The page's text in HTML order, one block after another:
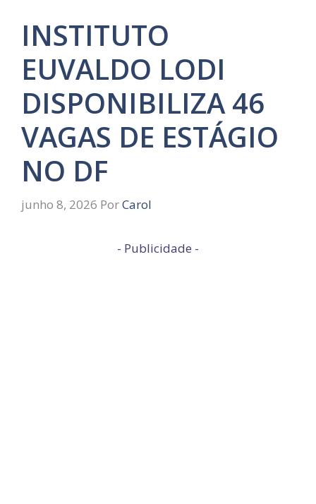
INSTITUTO
EUVALDO LODI
DISPONIBILIZA 46
VAGAS DE ESTÁGIO
NO DF
junho 8, 2026 PorCarol
- Publicidade -